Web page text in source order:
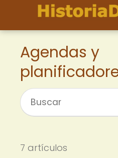
Agendas y
7 artículos